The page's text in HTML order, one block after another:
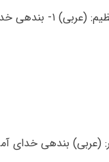
(عربی) بندهی خدای